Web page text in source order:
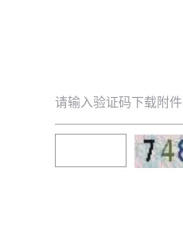
请输入验证码下载附件